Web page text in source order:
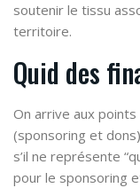
soutenir le tissu
territoire.
Quid des
On arrive aux
(sponsoring et
s’il ne représente
pour le sponsoring